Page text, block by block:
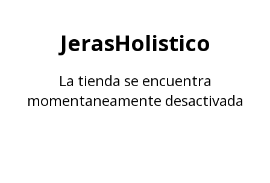
JerasHolistico
La tienda se encuentra
momentaneamente desactivada